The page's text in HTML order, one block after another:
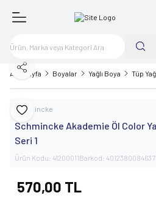
Ana Sayfa Boyalar Yağlı Boya Tüp
Favoriye Ekle
Paylaş
Schmincke
Schmincke Akademie Öl Color
Seri 1
Ürün Kodu: 41200011Barkod: 4012380084637
570,00 TL